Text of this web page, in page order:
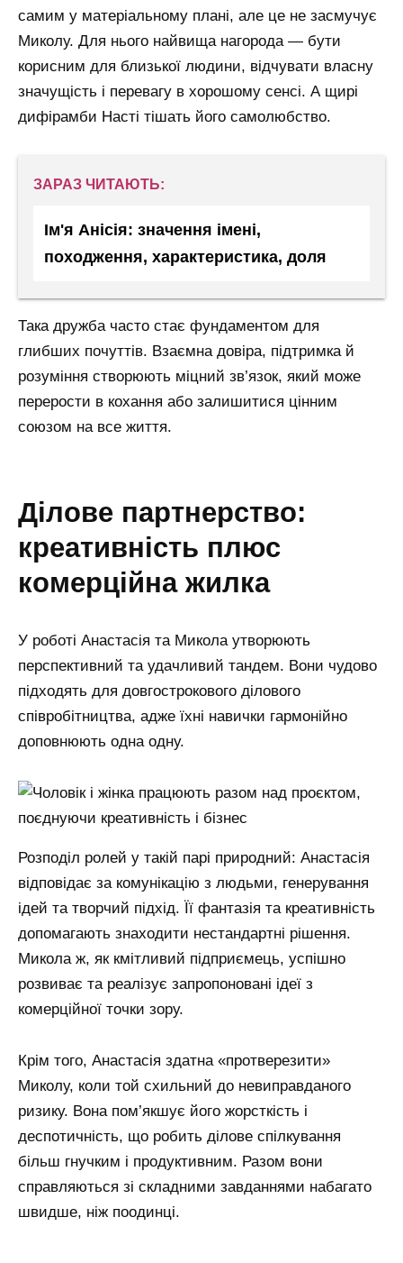
самим у матеріальному плані, але це не засмучує
Миколу. Для нього найвища нагорода — бути
корисним для близької людини, відчувати власну
значущість і перевагу в хорошому сенсі. А щирі
дифірамби Насті тішать його самолюбство.
ЗАРАЗ ЧИТАЮТЬ:
Ім'я Анісія: значення імені,
походження, характеристика, доля
Така дружба часто стає фундаментом для
глибших почуттів. Взаємна довіра, підтримка й
розуміння створюють міцний зв’язок, який може
перерости в кохання або залишитися цінним
союзом на все життя.
ділове партнерство:
креативність плюс
комерційна жилка
У роботі Анастасія та Микола утворюють
перспективний та удачливий тандем. Вони чудово
підходять для довгострокового ділового
співробітництва, адже їхні навички гармонійно
доповнюють одна одну.
Розподіл ролей у такій парі природний: Анастасія
відповідає за комунікацію з людьми, генерування
ідей та творчий підхід. Її фантазія та креативність
допомагають знаходити нестандартні рішення.
Микола ж, як кмітливий підприємець, успішно
розвиває та реалізує запропоновані ідеї з
комерційної точки зору.
Крім того, Анастасія здатна «протверезити»
Миколу, коли той схильний до невиправданого
ризику. Вона пом’якшує його жорсткість і
деспотичність, що робить ділове спілкування
більш гнучким і продуктивним. Разом вони
справляються зі складними завданнями набагато
швидше, ніж поодинці.